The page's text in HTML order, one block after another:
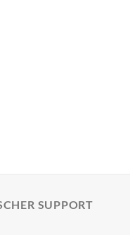
SUPPORT